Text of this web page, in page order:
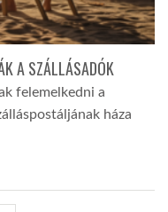
A SZÁLLÁSADÓK
felemelkedni a
háza